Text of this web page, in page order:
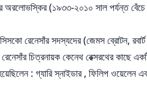
অরলোভস্কির (১৯৩৩-২০১০ সাল পর্যন্ত
রেনেসাঁর সদস্যদের (জেমস ব্রোটন,
চিত্রনায়ক কেনেথ রেক্সরথের কাছে
: গ্যারি স্নাইডার , ফিলিপ ওয়েলেন